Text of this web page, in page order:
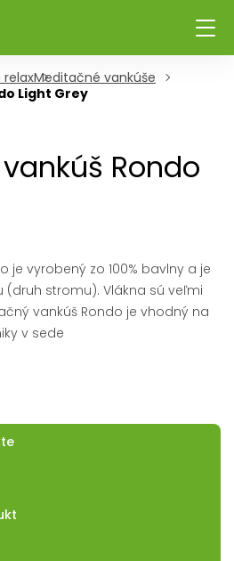
relaxMeditačné vankúše
Light Grey
Rondo
je vyrobený zo 100% bavlny a je
(druh stromu). Vlákna sú veľmi
vankúš Rondo je vhodný na
v sede